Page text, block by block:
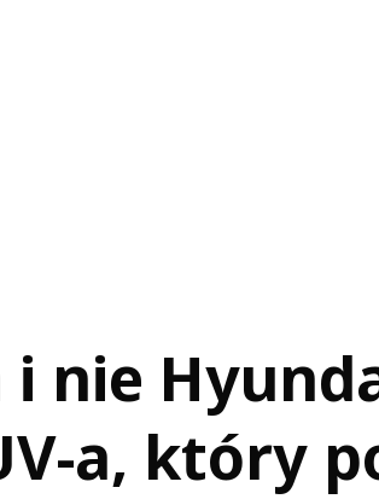
nie
a, który